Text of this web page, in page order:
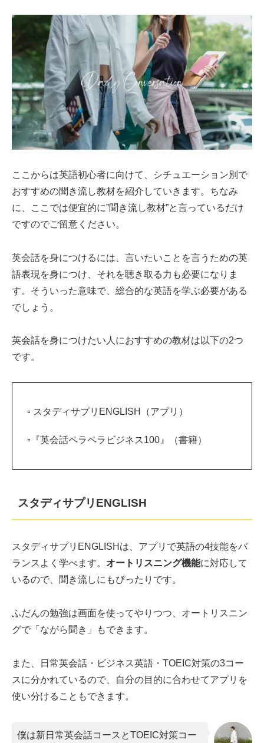
ここからは英語初心者に向けて、シチュエーション別で
おすすめの聞き流し教材を紹介していきます。ちなみ
に、ここでは便宜的に”聞き流し教材”と言っているだけ
ですのでご留意ください。
英会話を身につけるには、言いたいことを言うための英
語表現を身につけ、それを聴き取る力も必要になりま
す。そういった意味で、総合的な英語を学ぶ必要がある
でしょう。
英会話を身につけたい人におすすめの教材は以下の2つ
です。
▫ スタディサプリENGLISH（アプリ）
▫『英会話ペラペラビジネス100』（書籍）
スタディサプリENGLISH
スタディサプリENGLISHは、アプリで英語の4技能をバ
ランスよく学べます。 オートリスニング機能に対応して
いるので、聞き流しにもぴったりです。
ふだんの勉強は画面を使ってやりつつ、オートリスニン
グで「ながら聞き」もできます。
また、日常英会話・ビジネス英語・TOEIC対策の3コー
スに分かれているので、自分の目的に合わせてアプリを
使い分けることもできます。
僕は新日常英会話コースとTOEIC対策コー